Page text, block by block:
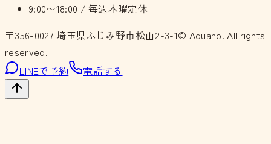
9:00〜18:00 / 毎週木曜定休
〒356-0027 埼玉県ふじみ野市松山2-3-1© Aquano. All rights
reserved.
LINEで予約
電話する